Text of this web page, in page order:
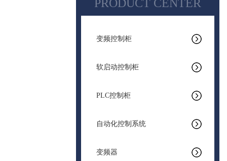
PRODUCT CENTER
变频控制柜
软启动控制柜
PLC控制柜
自动化控制系统
变频器